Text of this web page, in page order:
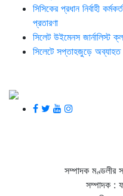
সিসিকের প্রধান নির্বাহী
প্রতারণা
সিলেট উইমেনস জার্নালিস্ট
সিলেটে সপ্তাহজুড়ে অব্যাহত
সম্পাদক মণ্ডলীর
সম্পাদক :